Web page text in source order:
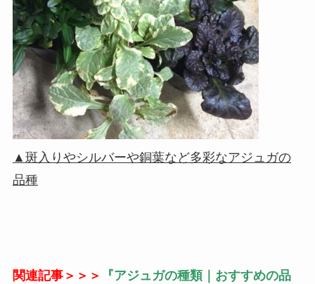
▲斑入りやシルバーや銅葉など多彩なアジュガの
品種
関連記事＞＞＞
『アジュガの種類｜おすすめの品